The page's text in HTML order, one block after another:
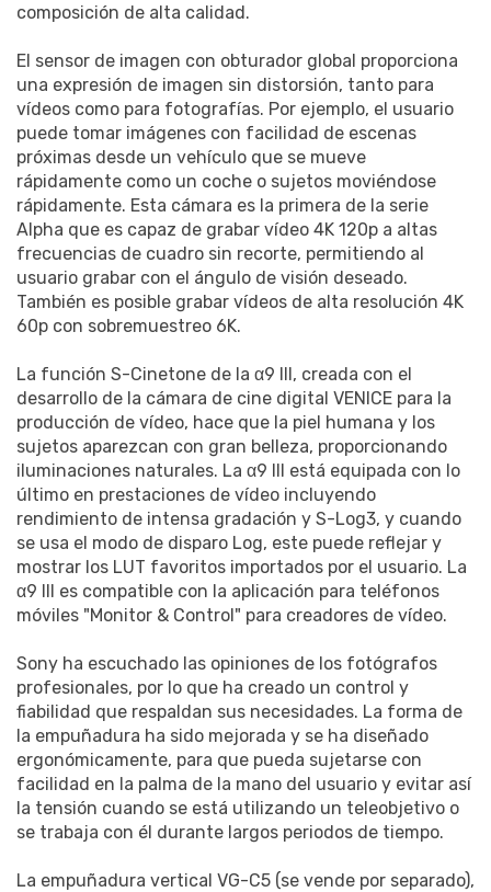
composición de alta calidad.
El sensor de imagen con obturador global proporciona
una expresión de imagen sin distorsión, tanto para
vídeos como para fotografías. Por ejemplo, el usuario
puede tomar imágenes con facilidad de escenas
próximas desde un vehículo que se mueve
rápidamente como un coche o sujetos moviéndose
rápidamente. Esta cámara es la primera de la serie
Alpha que es capaz de grabar vídeo 4K 120p a altas
frecuencias de cuadro sin recorte, permitiendo al
usuario grabar con el ángulo de visión deseado.
También es posible grabar vídeos de alta resolución 4K
60p con sobremuestreo 6K.
La función S-Cinetone de la α9 III, creada con el
desarrollo de la cámara de cine digital VENICE para la
producción de vídeo, hace que la piel humana y los
sujetos aparezcan con gran belleza, proporcionando
iluminaciones naturales. La α9 III está equipada con lo
último en prestaciones de vídeo incluyendo
rendimiento de intensa gradación y S-Log3, y cuando
se usa el modo de disparo Log, este puede reflejar y
mostrar los LUT favoritos importados por el usuario. La
α9 III es compatible con la aplicación para teléfonos
móviles "Monitor & Control" para creadores de vídeo.
Sony ha escuchado las opiniones de los fotógrafos
profesionales, por lo que ha creado un control y
fiabilidad que respaldan sus necesidades. La forma de
la empuñadura ha sido mejorada y se ha diseñado
ergonómicamente, para que pueda sujetarse con
facilidad en la palma de la mano del usuario y evitar así
la tensión cuando se está utilizando un teleobjetivo o
se trabaja con él durante largos periodos de tiempo.
La empuñadura vertical VG-C5 (se vende por separado),